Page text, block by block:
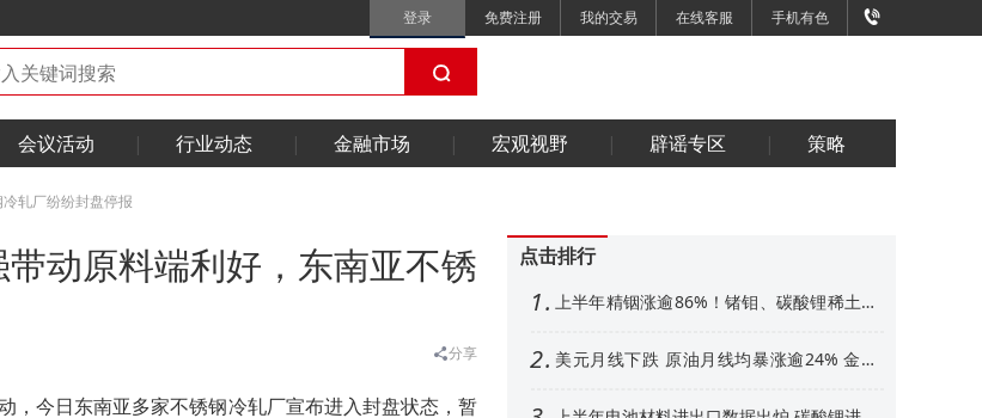
登录 免费注册 我的交易 在线客服 手机有色
会议活动 行业动态 金融市场 宏观视野 辟谣专区 策略
轧厂纷纷封盘停报
动原料端利好，东南亚不锈
分享
，今日东南亚多家不锈钢冷轧厂宣布进入封盘状态，暂
点击排行
1
上半年精铟涨逾86%！锗钼、碳酸锂稀土紧
2 美元月线下跌 原油月线均暴涨逾24% 金属